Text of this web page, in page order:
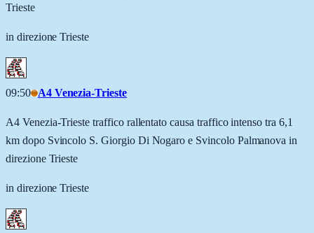
Trieste
in direzione Trieste
09:50 A4 Venezia-Trieste
A4 Venezia-Trieste traffico rallentato causa traffico intenso tra 6,1
km dopo Svincolo S. Giorgio Di Nogaro e Svincolo Palmanova in
direzione Trieste
in direzione Trieste